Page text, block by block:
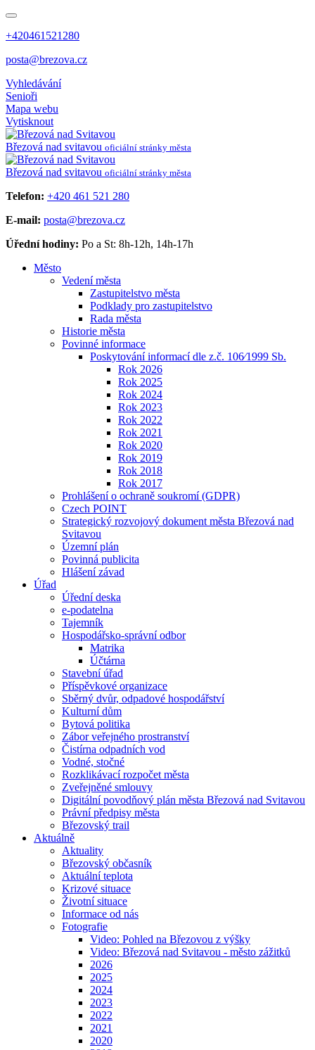
+420461521280
posta@brezova.cz
Vyhledávání
Senioři
Mapa webu
Vytisknout
Březová nad svitavou oficiální stránky města
Březová nad svitavou oficiální stránky města
Telefon: +420 461 521 280
E-mail: posta@brezova.cz
Úřední hodiny: Po a St: 8h-12h, 14h-17h
Město
Vedení města
Zastupitelstvo města
Podklady pro zastupitelstvo
Rada města
Historie města
Povinné informace
Poskytování informací dle z.č. 106⁄1999 Sb.
Rok 2026
Rok 2025
Rok 2024
Rok 2023
Rok 2022
Rok 2021
Rok 2020
Rok 2019
Rok 2018
Rok 2017
Prohlášení o ochraně soukromí (GDPR)
Czech POINT
Strategický rozvojový dokument města Březová nad
Svitavou
Územní plán
Povinná publicita
Hlášení závad
Úřad
Úřední deska
e-podatelna
Tajemník
Hospodářsko-správní odbor
Matrika
Účtárna
Stavební úřad
Příspěvkové organizace
Sběrný dvůr, odpadové hospodářství
Kulturní dům
Bytová politika
Zábor veřejného prostranství
Čistírna odpadních vod
Vodné, stočné
Rozklikávací rozpočet města
Zveřejněné smlouvy
Digitální povodňový plán města Březová nad Svitavou
Právní předpisy města
Březovský trail
Aktuálně
Aktuality
Březovský občasník
Aktuální teplota
Krizové situace
Životní situace
Informace od nás
Fotografie
Video: Pohled na Březovou z výšky
Video: Březová nad Svitavou - město zážitků
2026
2025
2024
2023
2022
2021
2020